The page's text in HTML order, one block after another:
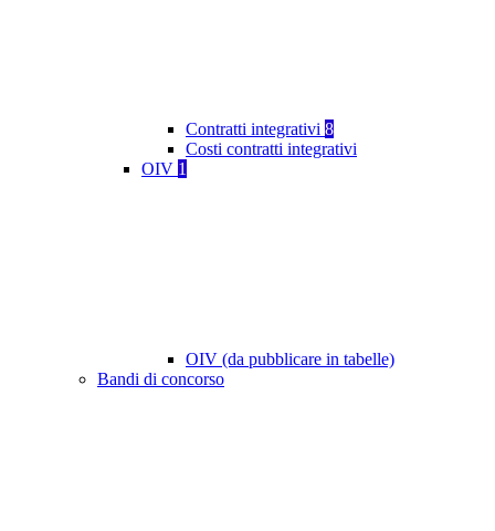
Contratti integrativi 8
Costi contratti integrativi
OIV 1
OIV (da pubblicare in tabelle)
Bandi di concorso